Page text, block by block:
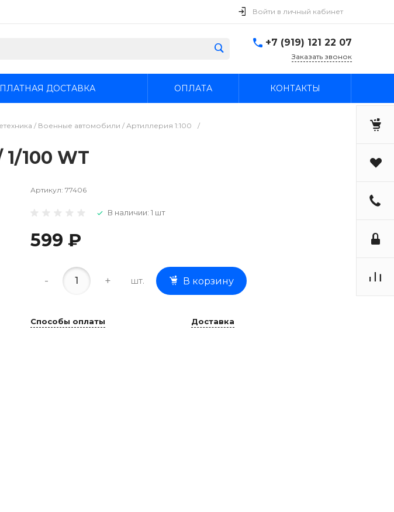
Войти в личный кабинет
+7 (919) 121 22 07
Заказать звонок
ДОСТАВКА ОПЛАТА КОНТАКТЫ
/ Военные автомобили / Артиллерия 1:100
/
100 WT
Артикул: 77406
В наличии: 1 шт
599 ₽
- + шт. В корзину
Способы оплаты Доставка